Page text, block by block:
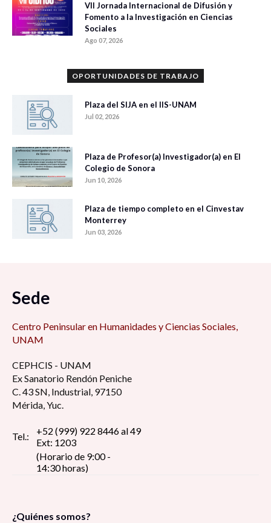
VII Jornada Internacional de Difusión y
Fomento a la Investigación en Ciencias
Sociales
Ago 07, 2026
OPORTUNIDADES DE TRABAJO
Plaza del SIJA en el IIS-UNAM
Jul 02, 2026
Plaza de Profesor(a) Investigador(a) en El
Colegio de Sonora
Jun 10, 2026
Plaza de tiempo completo en el Cinvestav
Monterrey
Jun 03, 2026
Sede
Centro Peninsular en Humanidades y Ciencias Sociales,
UNAM
CEPHCIS - UNAM
Ex Sanatorio Rendón Peniche
C. 43 SN, Industrial, 97150
Mérida, Yuc.
Tel.:
+52 (999) 922 8446 al 49
Ext: 1203
(Horario de 9:00 -
14:30 horas)
¿Quiénes somos?